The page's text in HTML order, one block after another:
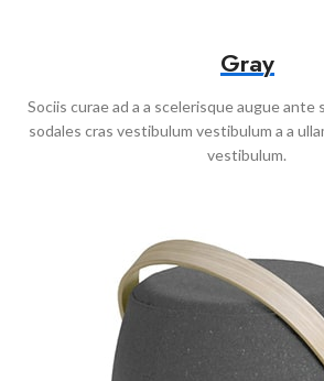
Gray
Sociis curae ad a a scelerisque augue ante
sodales cras vestibulum vestibulum a a
vestibulum.